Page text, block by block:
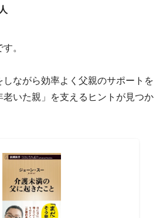
。
ながら効率よく父親のサポートを
老いた親」を支えるヒントが見つか